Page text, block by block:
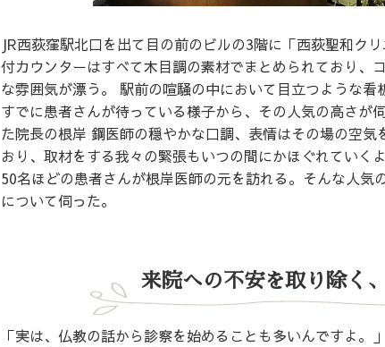
JR西荻窪駅北口を出て目の前のビルの3階に「西荻聖和ク
付カウンターはすべて木目調の素材でまとめられており、
な雰囲気が漂う。 駅前の喧騒の中において目立つような看
すでに患者さんが待っている様子から、その人気の高さが
た院長の根岸 鋼医師の穏やかな口調、表情はその場の空
おり、取材をする我々の緊張もいつの間にかほぐれていく
50名ほどの患者さんが根岸医師の元を訪れる。そんな人気
について伺った。
来院への不安を取り除く
「実は、仏教の話から診察を始めることも多いんですよ。